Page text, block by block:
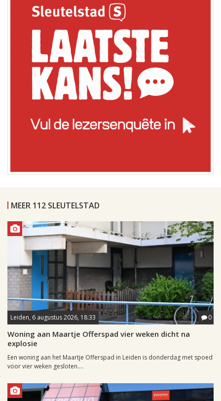
MEER 112 SLEUTELSTAD
Leiden, 6 augustus 2026, 18:33 0
Woning aan Maartje Offerspad vier weken dicht na
explosie
Een woning aan het Maartje Offerspad in Leiden is donderdag met spoed
voor vier weken gesloten....